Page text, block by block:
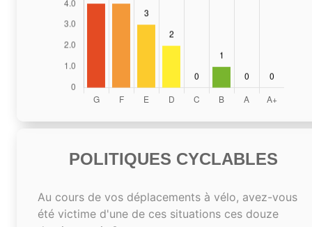
POLITIQUES CYCLABLES
Au cours de vos déplacements à vélo, avez-vous
été victime d'une de ces situations ces douze